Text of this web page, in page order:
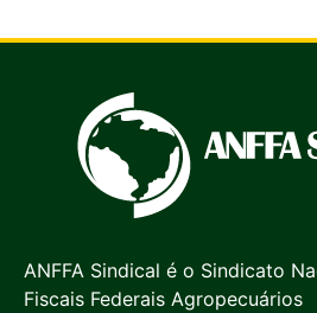
ANFFA Sindical é o Sindicato
Fiscais Federais Agropecuários